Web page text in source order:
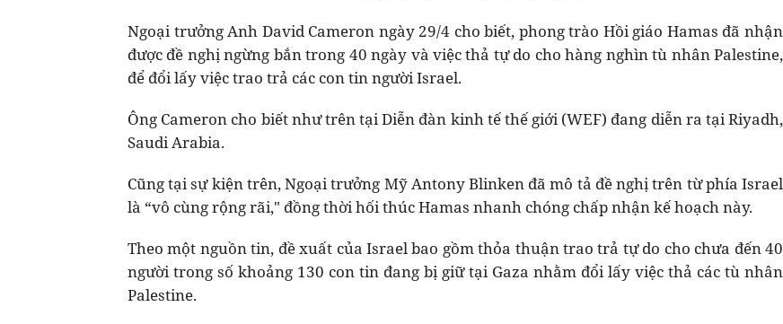
Ngoại trưởng Anh David Cameron ngày 29/4 cho biết, phong trào Hồi giáo Hamas đã nhận
được đề nghị ngừng bắn trong 40 ngày và việc thả tự do cho hàng nghìn tù nhân Palestine,
để đổi lấy việc trao trả các con tin người Israel.
Ông Cameron cho biết như trên tại Diễn đàn kinh tế thế giới (WEF) đang diễn ra tại Riyadh,
Saudi Arabia.
Cũng tại sự kiện trên, Ngoại trưởng Mỹ Antony Blinken đã mô tả đề nghị trên từ phía Israel
là “vô cùng rộng rãi," đồng thời hối thúc Hamas nhanh chóng chấp nhận kế hoạch này.
Theo một nguồn tin, đề xuất của Israel bao gồm thỏa thuận trao trả tự do cho chưa đến 40
người trong số khoảng 130 con tin đang bị giữ tại Gaza nhằm đổi lấy việc thả các tù nhân
Palestine.